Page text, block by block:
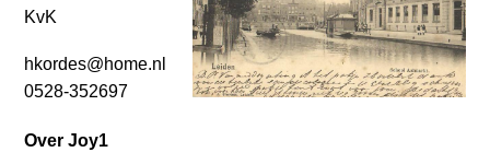
KvK
hkordes@home.nl
0528-352697
Over Joy1